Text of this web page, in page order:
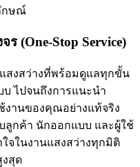
กษณ์
(One-Stop Service)
สงสว่างที่พร้อมดูแลทุกขั้น
ไปจนถึงการแนะนำ
งานของคุณอย่างแท้จริง
ลูกค้า นักออกแบบ และผู้ใช้
จในงานแสงสว่างทุกมิติ
งสุด